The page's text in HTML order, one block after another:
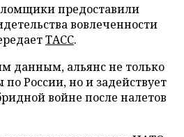
предоставили
вовлеченности
ТАСС.
данным, альянс не только
России, но и задействует
войне после налетов